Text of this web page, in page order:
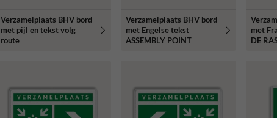
Verzamelplaats BHV bord
met pijl en tekst volg
route
Verzamelplaats BHV bord
met Engelse tekst
ASSEMBLY POINT
met
DE